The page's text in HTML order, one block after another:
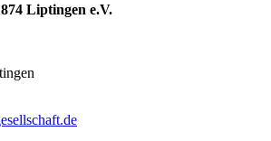
Liptingen e.V.